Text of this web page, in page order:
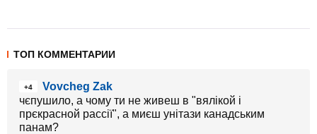
ТОП КОММЕНТАРИИ
+4
Vovcheg Zak
чєпушило, а чому ти не живеш в "вялікой і
прєкрасной рассії", а миєш унітази канадським
панам?